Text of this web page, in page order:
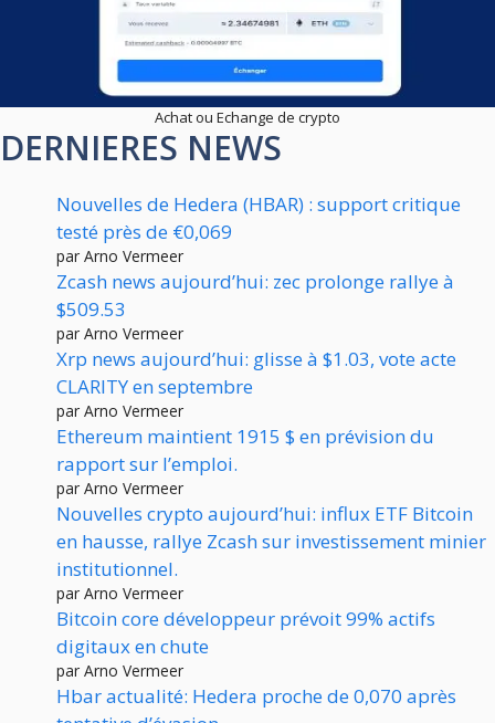
Achat ou Echange de crypto
DERNIERES NEWS
Nouvelles de Hedera (HBAR) : support critique
testé près de €0,069
par Arno Vermeer
Zcash news aujourd’hui: zec prolonge rallye à
$509.53
par Arno Vermeer
Xrp news aujourd’hui: glisse à $1.03, vote acte
CLARITY en septembre
par Arno Vermeer
Ethereum maintient 1915 $ en prévision du
rapport sur l’emploi.
par Arno Vermeer
Nouvelles crypto aujourd’hui: influx ETF Bitcoin
en hausse, rallye Zcash sur investissement minier
institutionnel.
par Arno Vermeer
Bitcoin core développeur prévoit 99% actifs
digitaux en chute
par Arno Vermeer
Hbar actualité: Hedera proche de 0,070 après